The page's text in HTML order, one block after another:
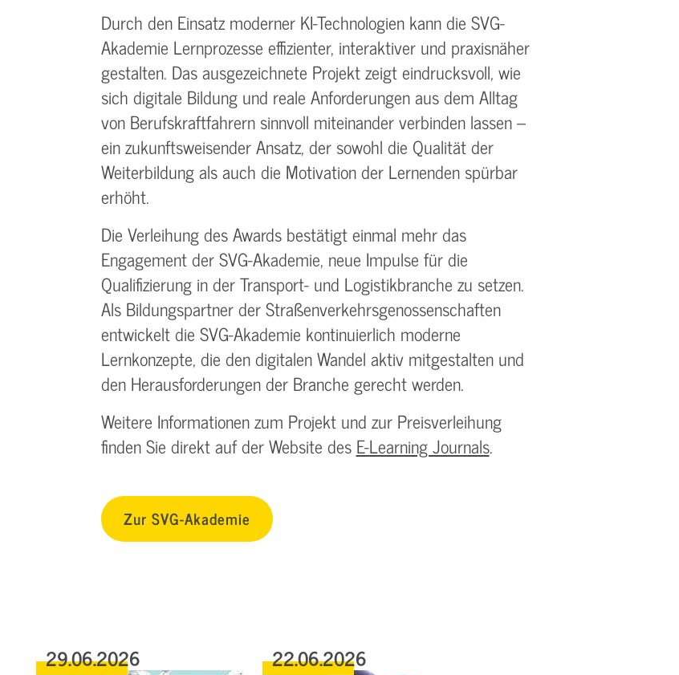
Durch den Einsatz moderner KI-Technologien kann die SVG-
Akademie Lernprozesse effizienter, interaktiver und praxisnäher
gestalten. Das ausgezeichnete Projekt zeigt eindrucksvoll, wie
sich digitale Bildung und reale Anforderungen aus dem Alltag
von Berufskraftfahrern sinnvoll miteinander verbinden lassen –
ein zukunftsweisender Ansatz, der sowohl die Qualität der
Weiterbildung als auch die Motivation der Lernenden spürbar
erhöht.
Die Verleihung des Awards bestätigt einmal mehr das
Engagement der SVG-Akademie, neue Impulse für die
Qualifizierung in der Transport- und Logistikbranche zu setzen.
Als Bildungspartner der Straßenverkehrsgenossenschaften
entwickelt die SVG-Akademie kontinuierlich moderne
Lernkonzepte, die den digitalen Wandel aktiv mitgestalten und
den Herausforderungen der Branche gerecht werden.
Weitere Informationen zum Projekt und zur Preisverleihung
finden Sie direkt auf der Website desE-Learning Journals.
Zur SVG-Akademie
29.06.2026 22.06.2026